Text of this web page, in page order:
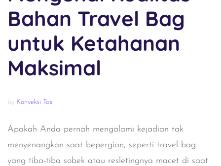
Bahan Travel Bag
untuk Ketahanan
Maksimal
by Konveksi Tas
Apakah Anda pernah mengalami kejadian tak
menyenangkan saat bepergian, seperti travel bag
yang tiba-tiba sobek atau resletingnya macet di saat